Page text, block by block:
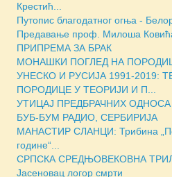
Крестић...
Путопис благодатног огња -
Предавање проф. Милоша Ковића
ПРИПРЕМА ЗА БРАК
МОНАШКИ ПОГЛЕД НА
УНЕСКО И РУСИЈА 1991-2019:
ПОРОДИЦЕ У ТЕОРИЈИ И П...
УТИЦАЈ ПРЕДБРАЧНИХ
БУБ-БУМ РАДИО, СЕРБИРИЈА
МАНАСТИР СЛАНЦИ: Трибина
године“...
СРПСКА СРЕДЊОВЕКОВНА
Јасеновац логор смрти